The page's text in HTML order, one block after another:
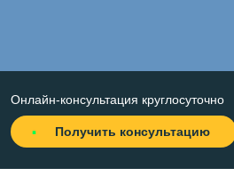
Онлайн-консультация круглосуточно
Получить консультацию